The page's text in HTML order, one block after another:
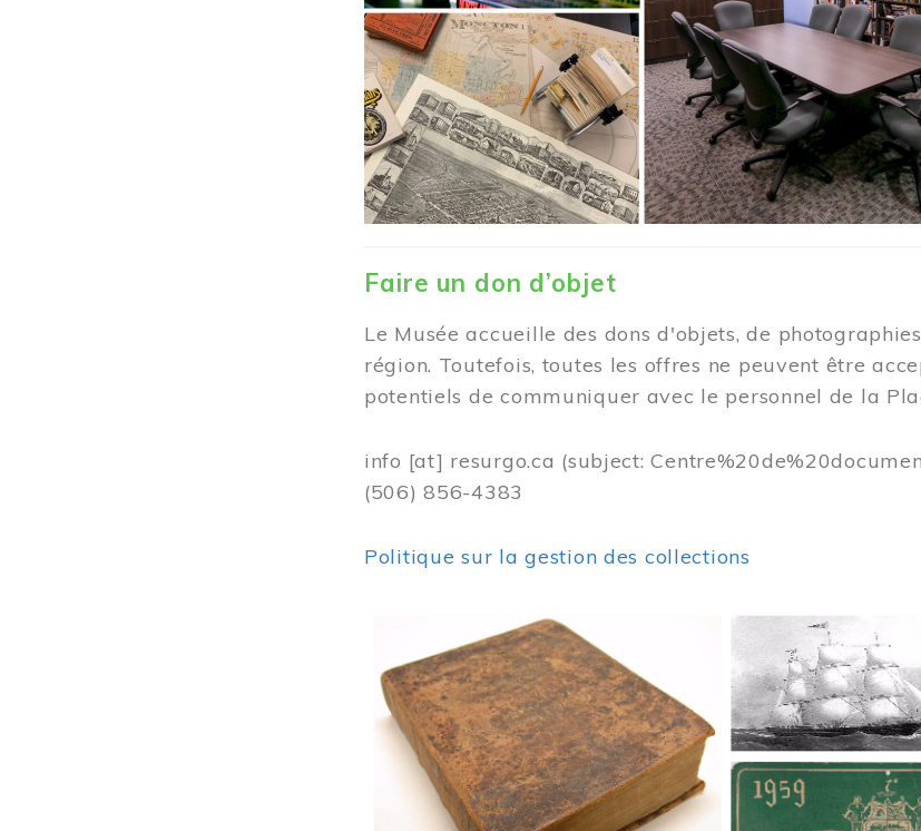
Faire un don d’objet
Le Musée accueille des dons d'objets, de
région. Toutefois, toutes les offres ne peuvent être
potentiels de communiquer avec le personnel de la
info [at] resurgo.ca (subject:
(506) 856-4383
Politique sur la gestion des collections